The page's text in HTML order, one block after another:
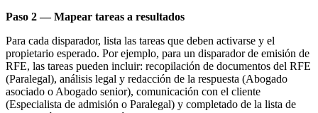
Paso 2 — Mapear tareas a resultados
Para cada disparador, lista las tareas que deben activarse y el
propietario esperado. Por ejemplo, para un disparador de emisión de
RFE, las tareas pueden incluir: recopilación de documentos del RFE
(Paralegal), análisis legal y redacción de la respuesta (Abogado
asociado o Abogado senior), comunicación con el cliente
(Especialista de admisión o Paralegal) y completado de la lista de